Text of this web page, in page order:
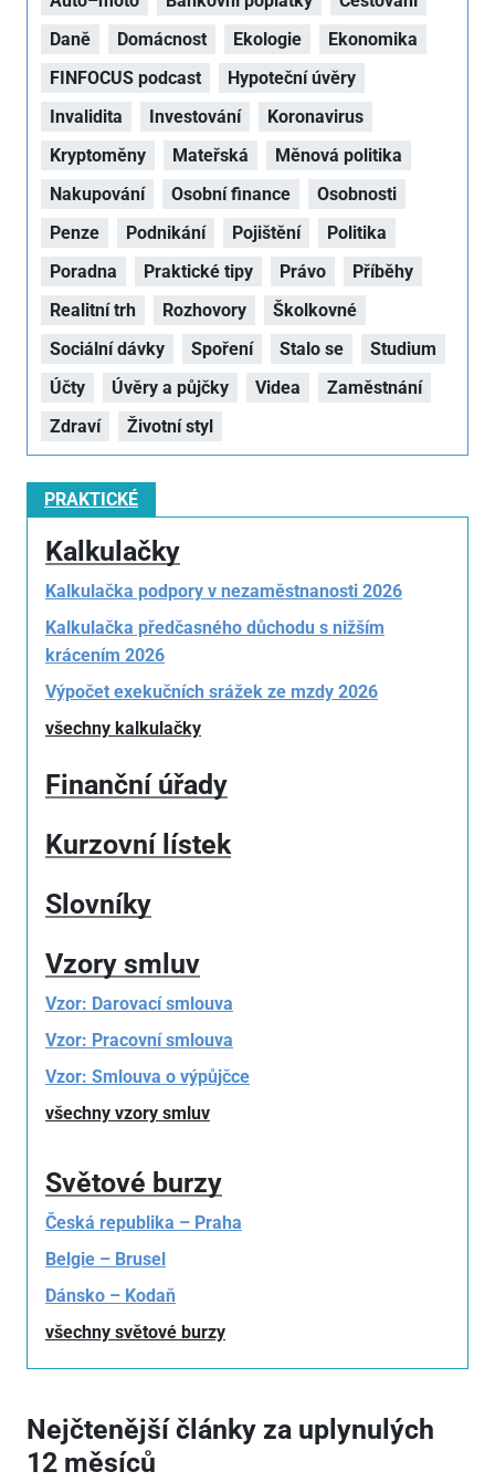
Daně
Domácnost Ekologie
Ekonomika
FINFOCUS podcast
Hypoteční úvěry
Invalidita
Investování
Koronavirus
Kryptoměny
Mateřská
Měnová politika
Nakupování
Osobní finance
Osobnosti
Penze
Podnikání Pojištění
Politika
Poradna
Praktické tipy Právo
Příběhy
Realitní trh
Rozhovory
Školkovné
Sociální dávky
Spoření Stalo se
Studium
Účty
Úvěry a půjčky Videa
Zaměstnání
Zdraví
Životní styl
PRAKTICKÉ
Kalkulačky
Kalkulačka podpory v nezaměstnanosti 2026
Kalkulačka předčasného důchodu s nižším
krácením 2026
Výpočet exekučních srážek ze mzdy 2026
všechny kalkulačky
Finanční úřady
Kurzovní lístek
Slovníky
Vzory smluv
Vzor: Darovací smlouva
Vzor: Pracovní smlouva
Vzor: Smlouva o výpůjčce
všechny vzory smluv
Světové burzy
Česká republika – Praha
Belgie – Brusel
Dánsko – Kodaň
všechny světové burzy
Nejčtenější články za uplynulých
12 měsíců